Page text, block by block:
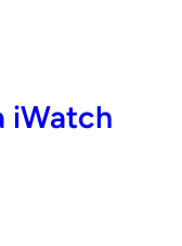
iWatch